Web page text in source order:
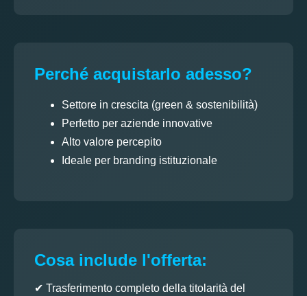
Perché acquistarlo adesso?
Settore in crescita (green & sostenibilità)
Perfetto per aziende innovative
Alto valore percepito
Ideale per branding istituzionale
Cosa include l'offerta:
✔ Trasferimento completo della titolarità del